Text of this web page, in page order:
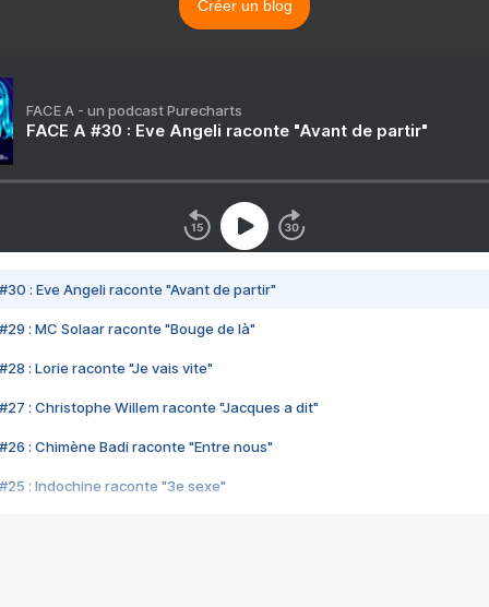
Créer un blog
FACE A - un podcast Purecharts
FACE A #30 : Eve Angeli raconte "Avant de partir"
#30 : Eve Angeli raconte "Avant de partir"
#29 : MC Solaar raconte "Bouge de là"
#28 : Lorie raconte "Je vais vite"
#27 : Christophe Willem raconte "Jacques a dit"
#26 : Chimène Badi raconte "Entre nous"
#25 : Indochine raconte "3e sexe"